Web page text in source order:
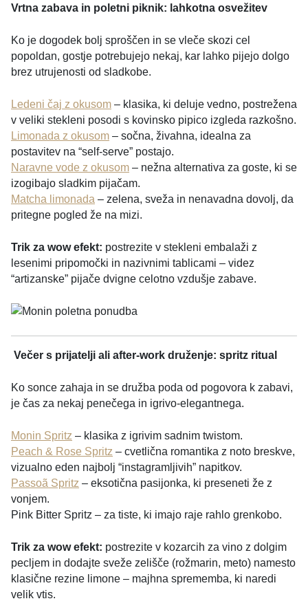
Vrtna zabava in poletni piknik: lahkotna osvežitev
Ko je dogodek bolj sproščen in se vleče skozi cel
popoldan, gostje potrebujejo nekaj, kar lahko pijejo dolgo
brez utrujenosti od sladkobe.
Ledeni čaj z okusom – klasika, ki deluje vedno, postrežena
v veliki stekleni posodi s kovinsko pipico izgleda razkošno.
Limonada z okusom – sočna, živahna, idealna za
postavitev na “self-serve” postajo.
Naravne vode z okusom – nežna alternativa za goste, ki se
izogibajo sladkim pijačam.
Matcha limonada – zelena, sveža in nenavadna dovolj, da
pritegne pogled že na mizi.
Trik za wow efekt: postrezite v stekleni embalaži z
lesenimi pripomočki in nazivnimi tablicami – videz
“artizanske” pijače dvigne celotno vzdušje zabave.
Večer s prijatelji ali after-work druženje: spritz ritual
Ko sonce zahaja in se družba poda od pogovora k zabavi,
je čas za nekaj penečega in igrivo-elegantnega.
Monin Spritz – klasika z igrivim sadnim twistom.
Peach & Rose Spritz – cvetlična romantika z noto breskve,
vizualno eden najbolj “instagramljivih” napitkov.
Passoã Spritz – eksotična pasijonka, ki preseneti že z
vonjem.
Pink Bitter Spritz – za tiste, ki imajo raje rahlo grenkobo.
Trik za wow efekt: postrezite v kozarcih za vino z dolgim
pecljem in dodajte sveže zelišče (rožmarin, meto) namesto
klasične rezine limone – majhna sprememba, ki naredi
velik vtis.